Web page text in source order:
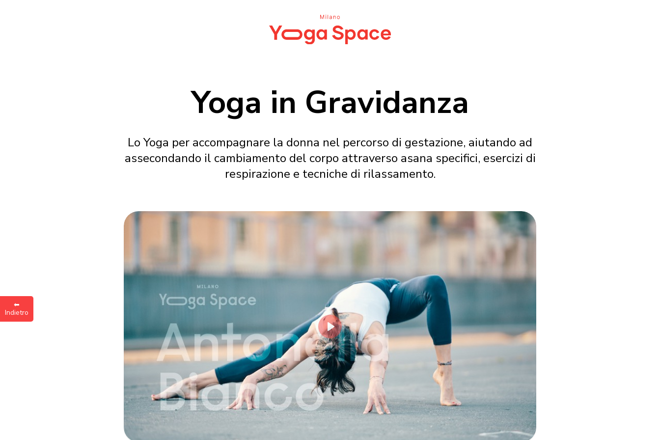
Yoga in Gravidanza
Lo Yoga per accompagnare la donna nel percorso di gestazione, aiutando ad
assecondando il cambiamento del corpo attraverso asana specifici, esercizi di
respirazione e tecniche di rilassamento.
Play
Login
Inserisci il tuo indirizzo email MindBody (quello che utilizzi per
acquistare e prenotare le lezioni su milanoyogaspace.com)
Accedi
⬅︎
Indietro